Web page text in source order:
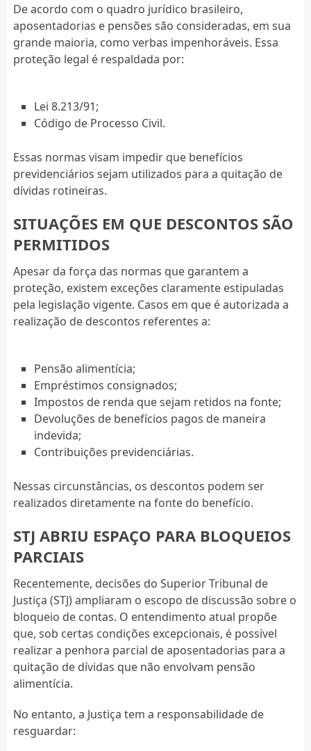
De acordo com o quadro jurídico brasileiro,
aposentadorias e pensões são consideradas, em sua
grande maioria, como verbas impenhoráveis. Essa
proteção legal é respaldada por:
Lei 8.213/91;
Código de Processo Civil.
Essas normas visam impedir que benefícios
previdenciários sejam utilizados para a quitação de
dívidas rotineiras.
SITUAÇÕES EM QUE DESCONTOS SÃO
PERMITIDOS
Apesar da força das normas que garantem a
proteção, existem exceções claramente estipuladas
pela legislação vigente. Casos em que é autorizada a
realização de descontos referentes a:
Pensão alimentícia;
Empréstimos consignados;
Impostos de renda que sejam retidos na fonte;
Devoluções de benefícios pagos de maneira
indevida;
Contribuições previdenciárias.
Nessas circunstâncias, os descontos podem ser
realizados diretamente na fonte do benefício.
STJ ABRIU ESPAÇO PARA BLOQUEIOS
PARCIAIS
Recentemente, decisões do Superior Tribunal de
Justiça (STJ) ampliaram o escopo de discussão sobre o
bloqueio de contas. O entendimento atual propõe
que, sob certas condições excepcionais, é possível
realizar a penhora parcial de aposentadorias para a
quitação de dívidas que não envolvam pensão
alimentícia.
No entanto, a Justiça tem a responsabilidade de
resguardar: